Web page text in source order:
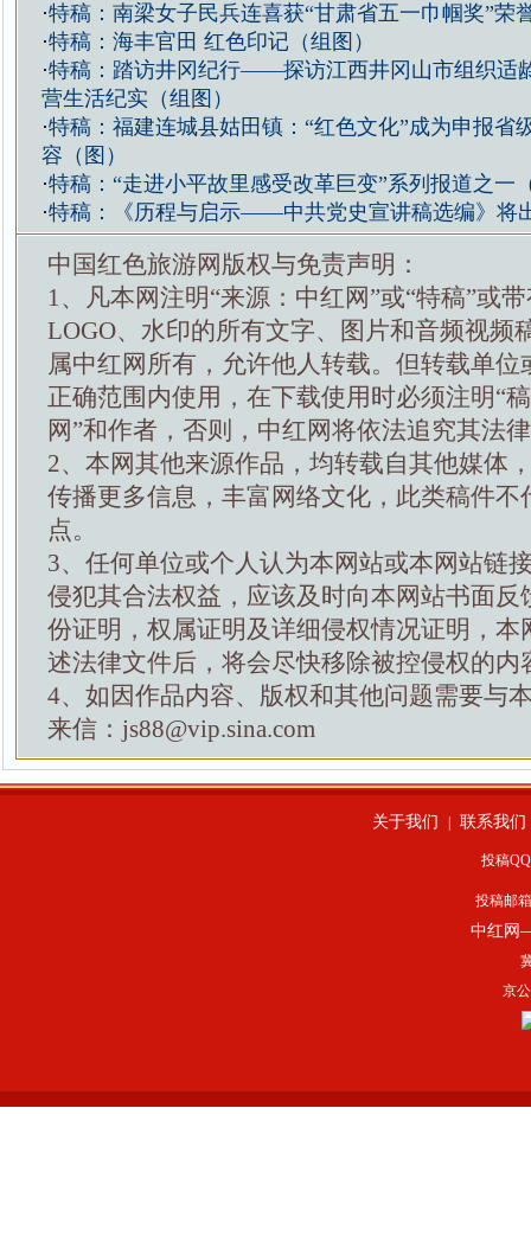
·特稿：南梁女子民兵连喜获“甘肃省五一巾帼奖”荣
·特稿：海丰官田 红色印记（组图）
·特稿：踏访井冈纪行——探访江西井冈山市组织适
营生活纪实（组图）
·特稿：福建连城县姑田镇：“红色文化”成为申报省
容（图）
·特稿：“走进小平故里感受改革巨变”系列报道之一
·特稿：《历程与启示——中共党史宣讲稿选编》将
中国红色旅游网版权与免责声明：
1、凡本网注明“来源：中红网”或“特稿”或
LOGO、水印的所有文字、图片和音频视频
属中红网所有，允许他人转载。但转载单位
正确范围内使用，在下载使用时必须注明“
网”和作者，否则，中红网将依法追究其法
2、本网其他来源作品，均转载自其他媒体
传播更多信息，丰富网络文化，此类稿件不
点。
3、任何单位或个人认为本网站或本网站链
侵犯其合法权益，应该及时向本网站书面反
份证明，权属证明及详细侵权情况证明，本
述法律文件后，将会尽快移除被控侵权的内
4、如因作品内容、版权和其他问题需要与
来信：js88@vip.sina.com
关于我们 联系我们
投稿
投稿邮
中红网
京